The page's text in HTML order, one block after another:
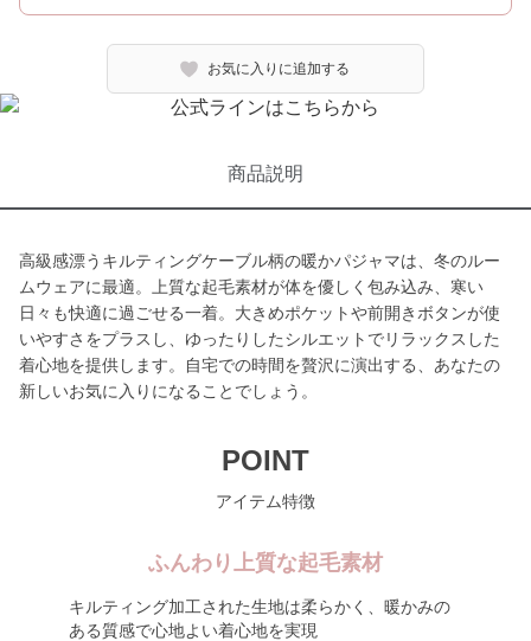
お気に入りに追加する
商品説明
高級感漂うキルティングケーブル柄の暖かパジャマは、冬のルー
ムウェアに最適。上質な起毛素材が体を優しく包み込み、寒い
日々も快適に過ごせる一着。大きめポケットや前開きボタンが使
いやすさをプラスし、ゆったりしたシルエットでリラックスした
着心地を提供します。自宅での時間を贅沢に演出する、あなたの
新しいお気に入りになることでしょう。
POINT
アイテム特徴
ふんわり上質な起毛素材
キルティング加工された生地は柔らかく、暖かみの
ある質感で心地よい着心地を実現